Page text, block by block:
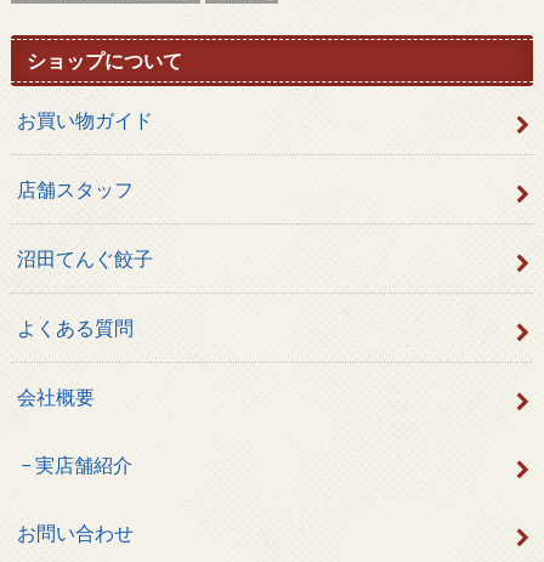
ショップについて
お買い物ガイド
店舗スタッフ
沼田てんぐ餃子
よくある質問
会社概要
実店舗紹介
お問い合わせ